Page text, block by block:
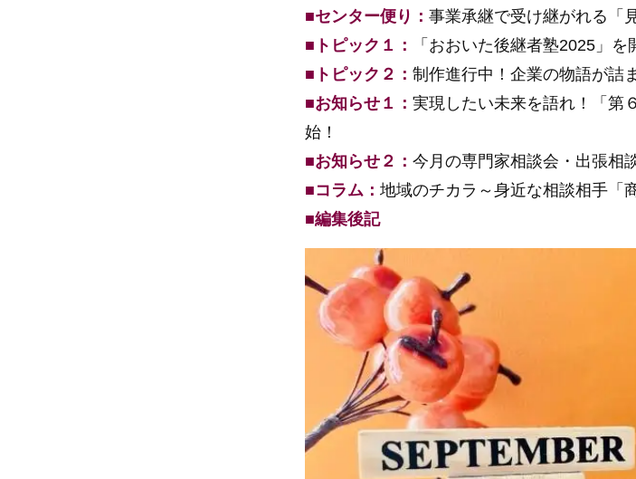
■センター便り： 事業承継で受け継がれる「
■トピック１：
「おおいた後継者塾2025」を
■トピック２： 制作進行中！企業の物語が詰
■お知らせ１： 実現したい未来を語れ！「第
始！
■お知らせ２： 今月の専門家相談会・出張相
■コラム： 地域のチカラ～身近な相談相手「
■編集後記